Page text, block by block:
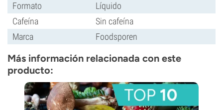
Formato
Líquido
Cafeína
Sin cafeína
Marca
Foodsporen
Más información relacionada con este
producto: